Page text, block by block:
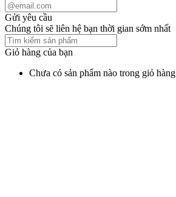
Gửi yêu cầu
Chúng tôi sẽ liên hệ bạn thời gian sớm nhất
Giỏ hàng của bạn
Chưa có sản phẩm nào trong giỏ hàng